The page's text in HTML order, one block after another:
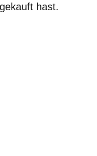
hast.